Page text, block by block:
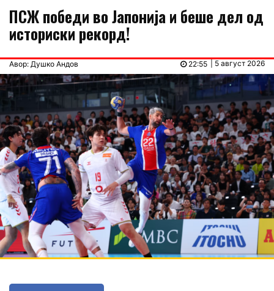
ПСЖ победи во Јапонија и беше дел од
историски рекорд!
Авор: Душко Андов | 5 август 2026
22:55